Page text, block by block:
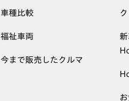
車種比較
福祉車両
今まで販売したクルマ
新